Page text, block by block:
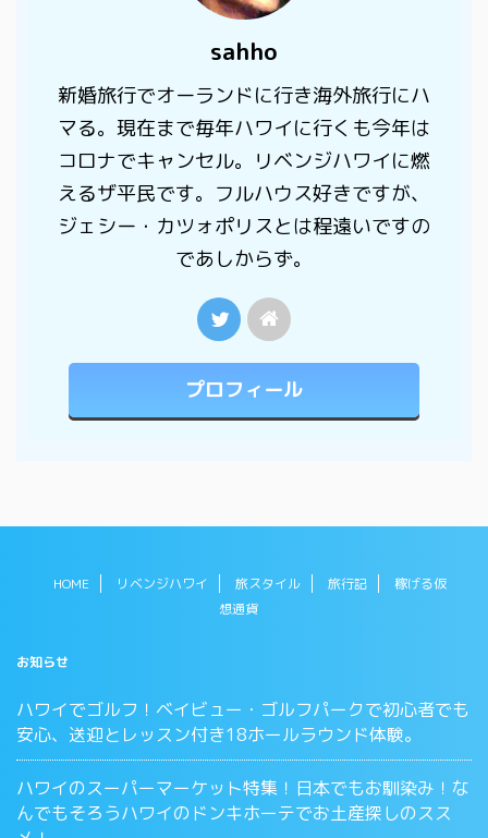
sahho
新婚旅行でオーランドに行き海外旅行にハ
マる。現在まで毎年ハワイに行くも今年は
コロナでキャンセル。リベンジハワイに燃
えるザ平民です。フルハウス好きですが、
ジェシー・カツォポリスとは程遠いですの
であしからず。
プロフィール
HOME リベンジハワイ 旅スタイル 旅行記
稼げる仮
想通貨
お知らせ
ハワイでゴルフ！ベイビュー・ゴルフパークで初心者でも
安心、送迎とレッスン付き18ホールラウンド体験。
ハワイのスーパーマーケット特集！日本でもお馴染み！な
んでもそろうハワイのドンキホーテでお土産探しのスス